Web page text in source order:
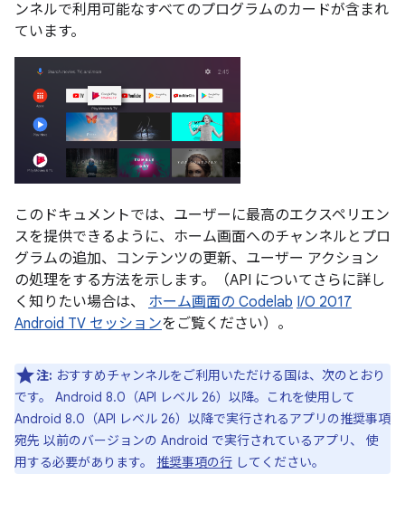
ンネルで利用可能なすべてのプログラムのカードが含まれ
ています。
このドキュメントでは、ユーザーに最高のエクスペリエン
スを提供できるように、ホーム画面へのチャンネルとプロ
グラムの追加、コンテンツの更新、ユーザー アクション
の処理をする方法を示します。（API についてさらに詳し
く知りたい場合は、 ホーム画面の Codelab I/O 2017
Android TV セッションをご覧ください）。
注: おすすめチャンネルをご利用いただける国は、次のとおり
です。 Android 8.0（API レベル 26）以降。これを使用して
Android 8.0（API レベル 26）以降で実行されるアプリの推奨事項
宛先 以前のバージョンの Android で実行されているアプリ、 使
用する必要があります。 推奨事項の行 してください。